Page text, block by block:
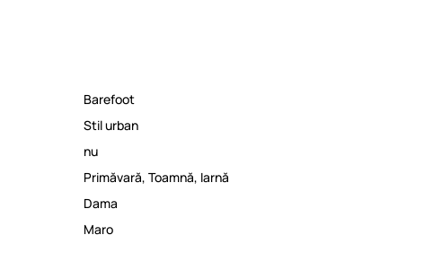
Barefoot
Stil urban
nu
Primăvară, Toamnă, Iarnă
Dama
Maro